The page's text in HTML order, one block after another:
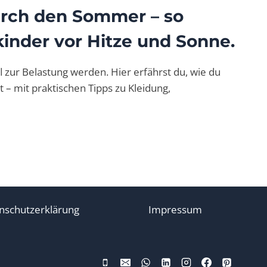
den Sommer – so
vor Hitze und Sonne.
Belastung werden. Hier erfährst du, wie du
mit praktischen Tipps zu Kleidung,
Impressum